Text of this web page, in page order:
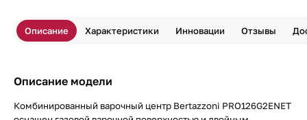
Описание Характеристики Инновации Отзывы
Описание модели
Комбинированный варочный центр Bertazzoni PRO126G2ENET